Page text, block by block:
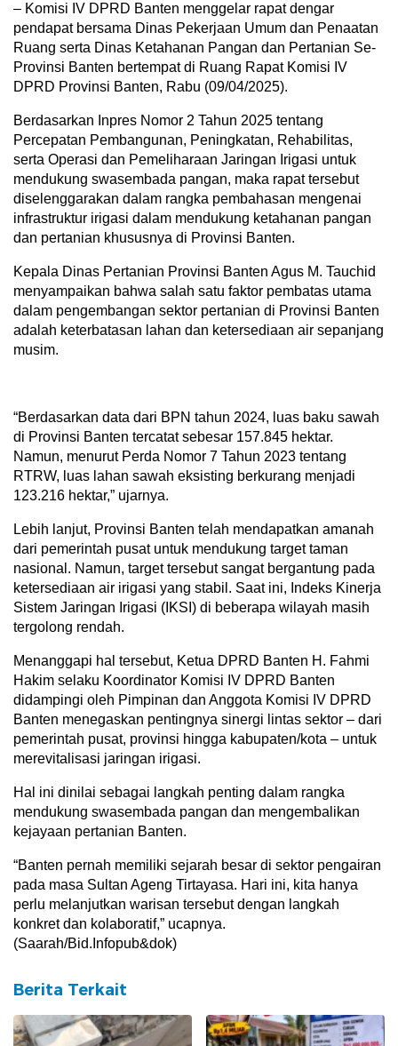
– Komisi IV DPRD Banten menggelar rapat dengar
pendapat bersama Dinas Pekerjaan Umum dan Penaatan
Ruang serta Dinas Ketahanan Pangan dan Pertanian Se-
Provinsi Banten bertempat di Ruang Rapat Komisi IV
DPRD Provinsi Banten, Rabu (09/04/2025).
Berdasarkan Inpres Nomor 2 Tahun 2025 tentang
Percepatan Pembangunan, Peningkatan, Rehabilitas,
serta Operasi dan Pemeliharaan Jaringan Irigasi untuk
mendukung swasembada pangan, maka rapat tersebut
diselenggarakan dalam rangka pembahasan mengenai
infrastruktur irigasi dalam mendukung ketahanan pangan
dan pertanian khususnya di Provinsi Banten.
Kepala Dinas Pertanian Provinsi Banten Agus M. Tauchid
menyampaikan bahwa salah satu faktor pembatas utama
dalam pengembangan sektor pertanian di Provinsi Banten
adalah keterbatasan lahan dan ketersediaan air sepanjang
musim.
“Berdasarkan data dari BPN tahun 2024, luas baku sawah
di Provinsi Banten tercatat sebesar 157.845 hektar.
Namun, menurut Perda Nomor 7 Tahun 2023 tentang
RTRW, luas lahan sawah eksisting berkurang menjadi
123.216 hektar,” ujarnya.
Lebih lanjut, Provinsi Banten telah mendapatkan amanah
dari pemerintah pusat untuk mendukung target taman
nasional. Namun, target tersebut sangat bergantung pada
ketersediaan air irigasi yang stabil. Saat ini, Indeks Kinerja
Sistem Jaringan Irigasi (IKSI) di beberapa wilayah masih
tergolong rendah.
Menanggapi hal tersebut, Ketua DPRD Banten H. Fahmi
Hakim selaku Koordinator Komisi IV DPRD Banten
didampingi oleh Pimpinan dan Anggota Komisi IV DPRD
Banten menegaskan pentingnya sinergi lintas sektor – dari
pemerintah pusat, provinsi hingga kabupaten/kota – untuk
merevitalisasi jaringan irigasi.
Hal ini dinilai sebagai langkah penting dalam rangka
mendukung swasembada pangan dan mengembalikan
kejayaan pertanian Banten.
“Banten pernah memiliki sejarah besar di sektor pengairan
pada masa Sultan Ageng Tirtayasa. Hari ini, kita hanya
perlu melanjutkan warisan tersebut dengan langkah
konkret dan kolaboratif,” ucapnya.
(Saarah/Bid.Infopub&dok)
Berita Terkait